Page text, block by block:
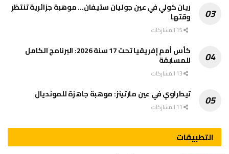
ريان كولي في عين جوليان ستيفان… موهبة جزائرية تنتظر
وقتها
كأس أمم إفريقيا تحت 17 سنة 2026: البرنامج الكامل
للمسابقة
تيطراوي في عين مارتينز: موهبة جاهزة للمونديال
التطبيقات